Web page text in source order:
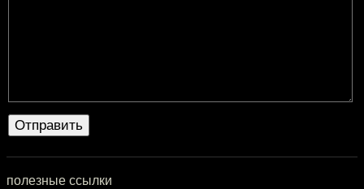
полезные ссылки